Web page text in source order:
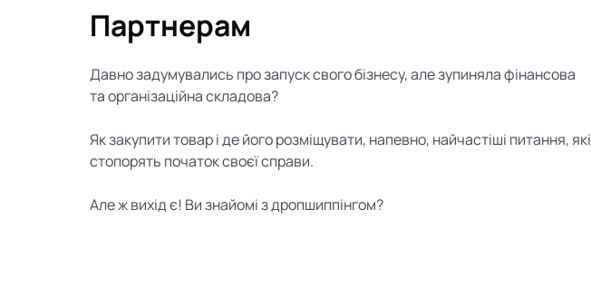
Партнерам
Давно задумувались про запуск свого бізнесу, але зупиняла фінансова
та організаційна складова?
Як закупити товар і де його розміщувати, напевно, найчастіші питання, які
стопорять початок своєї справи.
Але ж вихід є! Ви знайомі з дропшиппінгом?